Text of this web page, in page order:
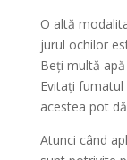
O altă
jurul ochilor
Beți multă
Evitați
acestea pot
Atunci când